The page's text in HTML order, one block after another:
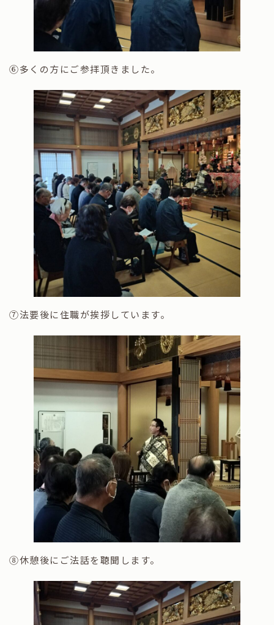
⑥多くの方にご参拝頂きました。
⑦法要後に住職が挨拶しています。
⑧休憩後にご法話を聴聞します。